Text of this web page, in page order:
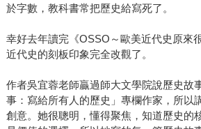
於字數，教科書常把歷史給寫死了。
幸好去年讀完《OSSO～歐美近代史原來
近代史的刻板印象完全改觀了。
作者吳宜蓉老師贏過師大文學院說歷史故
事：寫給所有人的歷史」專欄作家，所以
創意。她很聰明，懂得聚焦，知道歷史的